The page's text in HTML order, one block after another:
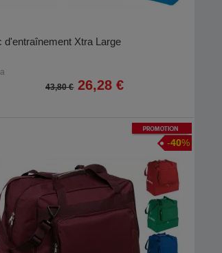
d'entraînement Xtra Large
43,80 € 26,28 €
Promotion
-40%